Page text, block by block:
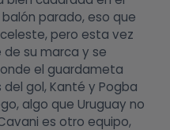
parado, eso que
pero esta vez
de su marca y se
el guardameta
gol, Kanté y Pogba
algo que Uruguay no
es otro equipo,